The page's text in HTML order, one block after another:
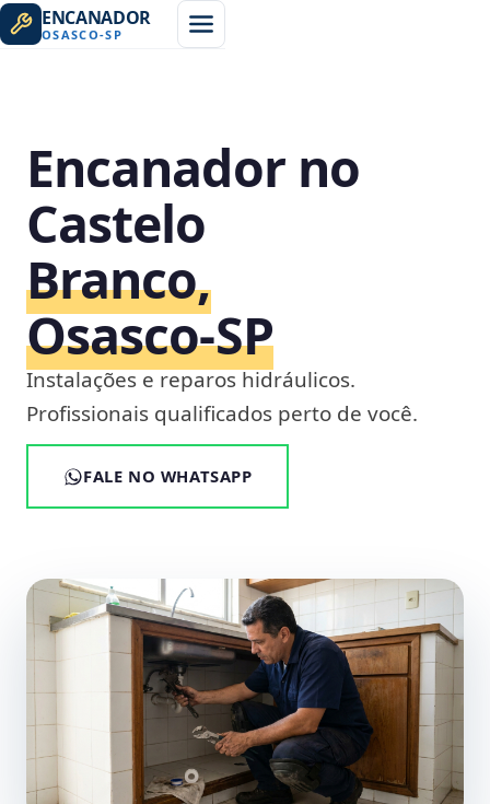
ENCANADOR
OSASCO-SP
Encanador no
Castelo
Branco,
Osasco‑SP
Instalações e reparos hidráulicos.
Profissionais qualificados perto de você.
FALE NO WHATSAPP